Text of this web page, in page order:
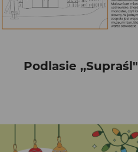
Podlasie ,,Supraśl"